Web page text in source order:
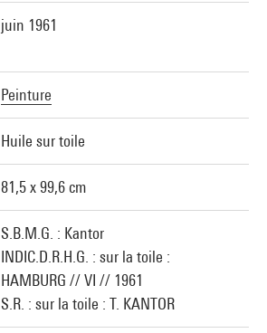
juin 1961
Peinture
Huile sur toile
81,5 x 99,6 cm
S.B.M.G. : Kantor
INDIC.D.R.H.G. : sur la toile :
HAMBURG // VI // 1961
S.R. : sur la toile : T. KANTOR